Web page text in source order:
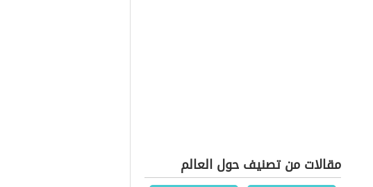
مقالات من تصنيف حول العالم